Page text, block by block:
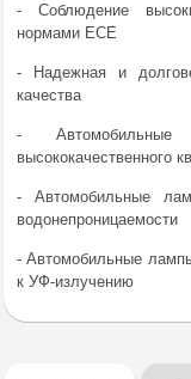
- Соблюдение
нормами ECE
- Надежная и
качества
-
высококачественного
- Автомобильные
водонепроницаемости
- Автомобильные
к УФ-излучению